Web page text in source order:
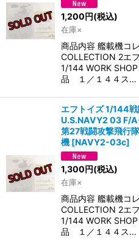
1,200円(税込)
在庫×
商品内容 艦載機コ
COLLECTION 2エ
1/144 WORK
品 １／１４４ス…
エフトイズ 1/144
U.S.NAVY2 03 F/
第27戦闘攻撃飛行
機 [NAVY2-03c]
1,300円(税込)
在庫×
商品内容 艦載機コ
COLLECTION 2エ
1/144 WORK
品 １／１４４ス…